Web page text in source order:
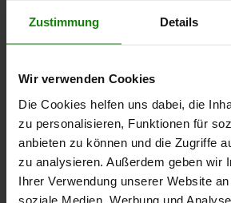
Zustimmung Details
Wir verwenden Cookies
Die Cookies helfen uns dabei, die
zu personalisieren, Funktionen für
anbieten zu können und die Zugriffe
zu analysieren. Außerdem geben wir
Ihrer Verwendung unserer Website
soziale Medien, Werbung und
CAD
Andere Kunden